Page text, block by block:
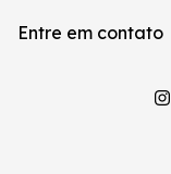
Entre em contato